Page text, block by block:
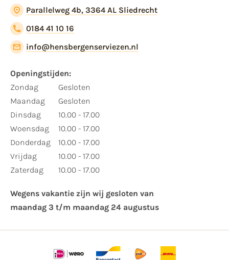
Parallelweg 4b, 3364 AL Sliedrecht
0184 41 10 16
info@hensbergenserviezen.nl
Openingstijden:​
​Zondag
Maandag
Dinsdag
Woensdag
Donderdag
Vrijdag
Zaterdag
Gesloten
Gesloten
10.00 - 17.00
10.00 - 17.00
10.00 - 17.00
10.00 - 17.00
10.00 - 17.00
Wegens vakantie zijn wij gesloten van ​
maandag 3 t/m maandag 24 augustus